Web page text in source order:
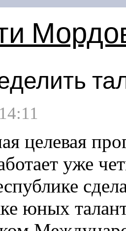
целевая
уже
юных